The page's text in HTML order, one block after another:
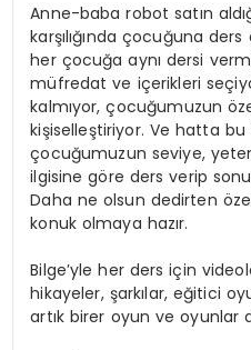
Anne-baba robot satın
karşılığında çocuğuna
her çocuğa aynı dersi
müfredat ve içerikleri
kalmıyor, çocuğumuzun
kişiselleştiriyor. Ve hatta
çocuğumuzun seviye,
ilgisine göre ders verip
Daha ne olsun dedirten
konuk olmaya hazır.
Bilge’yle her ders için
hikayeler, şarkılar, eğitici
artık birer oyun ve oyunlar